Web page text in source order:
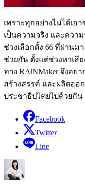
เพราะทุกอย่างไม่ได้เ
เป็นความจริง และควา
ช่วงเลือกตั้ง 66 ที่ผ่านม
ช่วยกัน ตั้งแต่ช่วงหาเสี
ทาง RAiNMaker จึงอ
สร้างสรรค์ และผลิตออ
ประชาธิปไตยไปด้วยกัน
Facebook
Twitter
Line